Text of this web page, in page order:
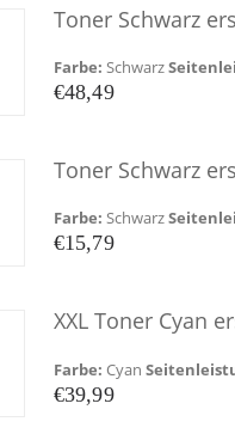
Toner Schwarz
Farbe: Schwarz
€48,49
Toner Schwarz
Farbe: Schwarz
€15,79
XXL Toner Cyan
Farbe: Cyan
€39,99